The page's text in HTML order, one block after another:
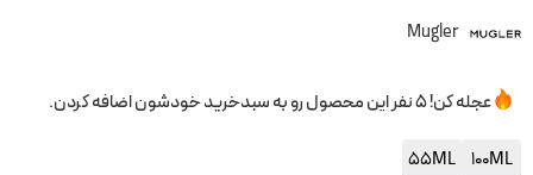
Mugler
عجله کن! 5 نفر این محصول رو به سبدخرید خودشون اضافه کردن.
100ML
55ML